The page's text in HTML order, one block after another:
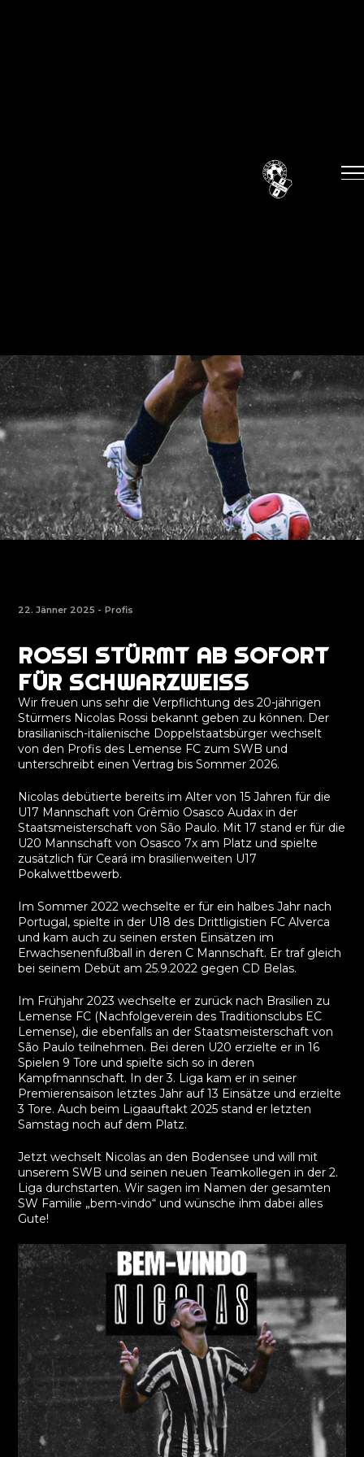
22. Jänner 2025 - Profis
ROSSI STÜRMT AB SOFORT
FÜR SCHWARZWEISS
Wir freuen uns sehr die Verpflichtung des 20-jährigen
Stürmers Nicolas Rossi bekannt geben zu können. Der
brasilianisch-italienische Doppelstaatsbürger wechselt
von den Profis des Lemense FC zum SWB und
unterschreibt einen Vertrag bis Sommer 2026.
Nicolas debütierte bereits im Alter von 15 Jahren für die
U17 Mannschaft von Grêmio Osasco Audax in der
Staatsmeisterschaft von São Paulo. Mit 17 stand er für die
U20 Mannschaft von Osasco 7x am Platz und spielte
zusätzlich für Ceará im brasilienweiten U17
Pokalwettbewerb.
Im Sommer 2022 wechselte er für ein halbes Jahr nach
Portugal, spielte in der U18 des Drittligistien FC Alverca
und kam auch zu seinen ersten Einsätzen im
Erwachsenenfußball in deren C Mannschaft. Er traf gleich
bei seinem Debüt am 25.9.2022 gegen CD Belas.
Im Frühjahr 2023 wechselte er zurück nach Brasilien zu
Lemense FC (Nachfolgeverein des Traditionsclubs EC
Lemense), die ebenfalls an der Staatsmeisterschaft von
São Paulo teilnehmen. Bei deren U20 erzielte er in 16
Spielen 9 Tore und spielte sich so in deren
Kampfmannschaft. In der 3. Liga kam er in seiner
Premierensaison letztes Jahr auf 13 Einsätze und erzielte
3 Tore. Auch beim Ligaauftakt 2025 stand er letzten
Samstag noch auf dem Platz.
Jetzt wechselt Nicolas an den Bodensee und will mit
unserem SWB und seinen neuen Teamkollegen in der 2.
Liga durchstarten. Wir sagen im Namen der gesamten
SW Familie „bem-vindo“ und wünsche ihm dabei alles
Gute!